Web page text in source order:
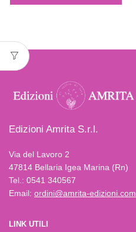
Edizioni Amrita S.r.l.
Via del Lavoro 2
47814 Bellaria Igea Marina (Rn)
Tel.: 0541 340567
Email: ordini@amrita-edizioni.com
LINK UTILI